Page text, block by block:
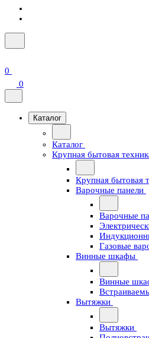
0
0
Каталог
Каталог
Крупная бытовая
Крупная бытовая
Варочные панели
Варочные
Газовые
Винные шкафы
Винные
Вытяжки
Вытяжки